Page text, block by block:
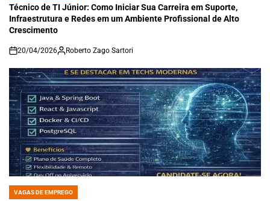
IN
Técnico de TI Júnior: Como Iniciar Sua Carreira em Suporte,
Infraestrutura e Redes em um Ambiente Profissional de Alto
Crescimento
on
20/04/2026 Roberto Zago Sartori
POSTED
VAGAS DE EMPREGO